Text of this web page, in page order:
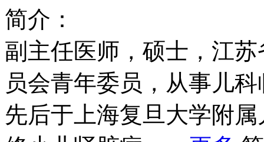
简介：
副主任医师，硕士，江
员会青年委员，从事儿
先后于上海复旦大学附